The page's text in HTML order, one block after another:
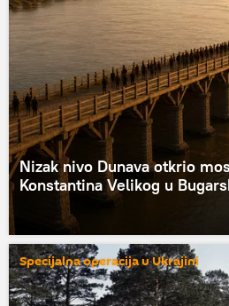
Nizak nivo Dunava otkrio
Konstantina Velikog u
Specijalna operacija u Ukrajini